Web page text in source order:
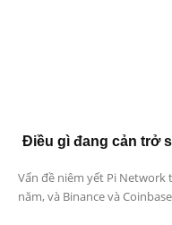
Điều gì đang cản trở
Vấn đề niêm yết Pi Network
năm, và Binance và